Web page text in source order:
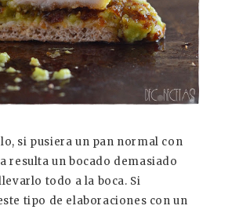
si pusiera un pan normal con
resulta un bocado demasiado
todo a la boca. Si
tipo de elaboraciones con un